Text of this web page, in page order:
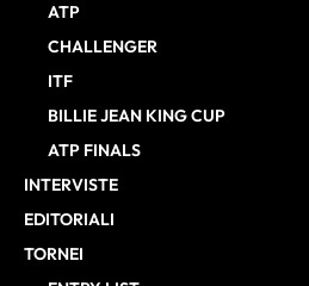
ATP
CHALLENGER
ITF
BILLIE JEAN KING CUP
ATP FINALS
INTERVISTE
EDITORIALI
TORNEI